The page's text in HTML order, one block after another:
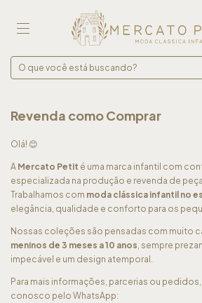
Revenda como Comprar
Olá! 😊
A Mercato Petit é uma marca infantil com
especializada na produção e revenda de
Trabalhamos com moda clássica infantil no
elegância, qualidade e conforto para os
Nossas coleções são pensadas com muito
meninos de 3 meses a 10 anos , sempre
impecável e um design atemporal.
Para mais informações, parcerias ou
conosco pelo WhatsApp: